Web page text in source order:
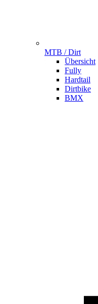
MTB / Dirt
Übersicht
Fully
Hardtail
Dirtbike
BMX